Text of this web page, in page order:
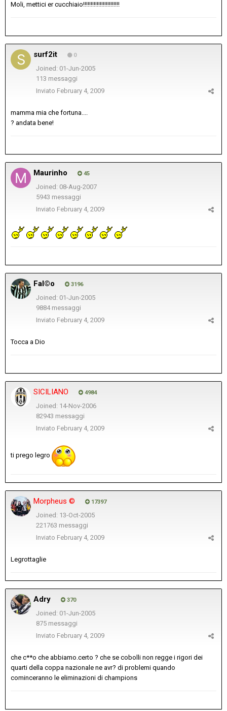
Moli, mettici er cucchiaio!!!!!!!!!!!!!!!!!!!!!!!!
surf2it 0
Joined: 01-Jun-2005
113 messaggi
Inviato February 4, 2009
mamma mia che fortuna....
? andata bene!
Maurinho 45
Joined: 08-Aug-2007
5943 messaggi
Inviato February 4, 2009
Fal©o 3196
Joined: 01-Jun-2005
9884 messaggi
Inviato February 4, 2009
Tocca a Dio
SICILIANO 4984
Joined: 14-Nov-2006
82943 messaggi
Inviato February 4, 2009
ti prego legro
Morpheus © 17397
Joined: 13-Oct-2005
221763 messaggi
Inviato February 4, 2009
Legrottaglie
Adry 370
Joined: 01-Jun-2005
875 messaggi
Inviato February 4, 2009
che c**o che abbiamo.certo ? che se cobolli non regge i rigori dei
quarti della coppa nazionale ne avr? di problemi quando
cominceranno le eliminazioni di champions